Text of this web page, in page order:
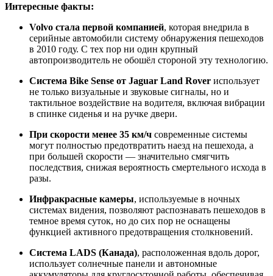
Интересные факты:
Volvo стала первой компанией, которая внедрила в
серийные автомобили систему обнаружения пешеходов
в 2010 году. С тех пор ни один крупный
автопроизводитель не обошёл стороной эту технологию.
Система Bike Sense от Jaguar Land Rover использует
не только визуальные и звуковые сигналы, но и
тактильное воздействие на водителя, включая вибрации
в спинке сиденья и на ручке двери.
При скорости менее 35 км/ч современные системы
могут полностью предотвратить наезд на пешехода, а
при большей скорости — значительно смягчить
последствия, снижая вероятность смертельного исхода в
разы.
Инфракрасные камеры, используемые в ночных
системах видения, позволяют распознавать пешеходов в
темное время суток, но до сих пор не оснащены
функцией активного предотвращения столкновений.
Система LADS (Канада), расположенная вдоль дорог,
использует солнечные панели и автономные